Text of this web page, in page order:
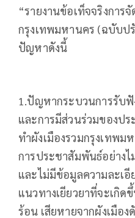
“รายงานข้อเท็จจริงการ
กรุงเทพมหานคร (ฉบับป
ปัญหาดังนี้
1.ปัญหากระบวนการรับ
และการมีส่วนร่วมของป
ทำผังเมืองรวมกรุงเทพม
การประชาสัมพันธ์อย่างไ
และไม่มีข้อมูลความละเ
แนวทางเยียวยาที่จะเกิ
ร้อน เสียหายจากผังเมือง